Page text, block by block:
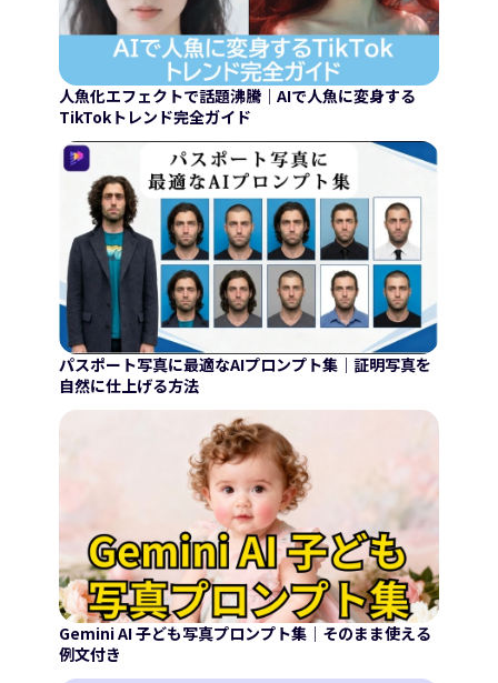
人魚化エフェクトで話題沸騰｜AIで人魚に変身する
TikTokトレンド完全ガイド
パスポート写真に最適なAIプロンプト集｜証明写真を
自然に仕上げる方法
Gemini AI 子ども写真プロンプト集｜そのまま使える
例文付き